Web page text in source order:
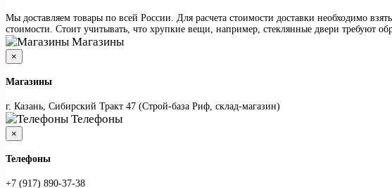
Мы доставляем товары по всей России. Для расчета стоимости доставки необходимо
стоимости. Стоит учитывать, что хрупкие вещи, например, стеклянные двери требуют
Магазины
×
Магазины
г. Казань, Сибирский Тракт 47 (Строй-база Риф, склад-магазин)
Телефоны
×
Телефоны
+7 (917) 890-37-38